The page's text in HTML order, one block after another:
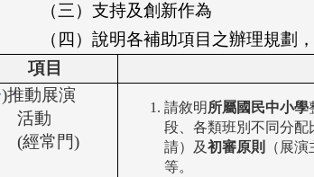
（三）支持及創新作為
（四）說明各補助項目之辦理規劃
項目
)推動展演
活動
(經常門)
請敘明 所屬國民中小學
段、各類班別不同分配
請）及初審原則
（展
等。